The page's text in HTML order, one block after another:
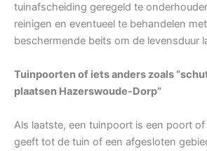
tuinafscheiding geregeld te
reinigen en eventueel te behandelen
beschermende beits om de levensduur
Tuinpoorten of iets anders zoals
plaatsen Hazerswoude-Dorp”
Als laatste, een tuinpoort is een poort
geeft tot de tuin of een afgesloten